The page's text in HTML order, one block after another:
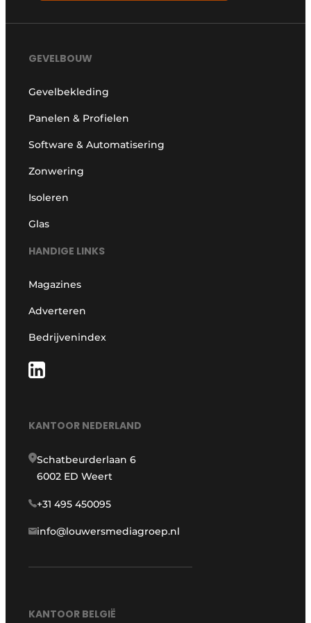
GEVELBOUW
Gevelbekleding
Panelen & Profielen
Software & Automatisering
Zonwering
Isoleren
Glas
HANDIGE LINKS
Magazines
Adverteren
Bedrijvenindex
KANTOOR NEDERLAND
Schatbeurderlaan 6
6002 ED Weert
+31 495 450095
info@louwersmediagroep.nl
KANTOOR BELGIË